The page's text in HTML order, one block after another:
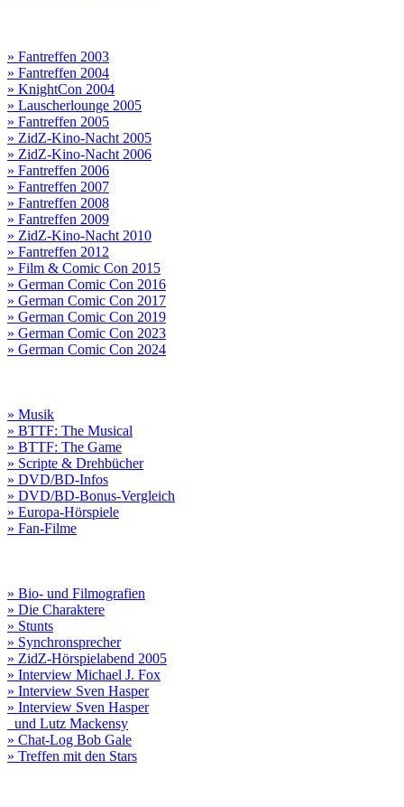
» Fantreffen 2003
» Fantreffen 2004
» KnightCon 2004
» Lauscherlounge 2005
» Fantreffen 2005
» ZidZ-Kino-Nacht 2005
» ZidZ-Kino-Nacht 2006
» Fantreffen 2006
» Fantreffen 2007
» Fantreffen 2008
» Fantreffen 2009
» ZidZ-Kino-Nacht 2010
» Fantreffen 2012
» Film & Comic Con 2015
» German Comic Con 2016
» German Comic Con 2017
» German Comic Con 2019
» German Comic Con 2023
» German Comic Con 2024
» Musik
» BTTF: The Musical
» BTTF: The Game
» Scripte & Drehbücher
» DVD/BD-Infos
» DVD/BD-Bonus-Vergleich
» Europa-Hörspiele
» Fan-Filme
» Bio- und Filmografien
» Die Charaktere
» Stunts
» Synchronsprecher
» ZidZ-Hörspielabend 2005
» Interview Michael J. Fox
» Interview Sven Hasper
» Interview Sven Hasper
und Lutz Mackensy
» Chat-Log Bob Gale
» Treffen mit den Stars